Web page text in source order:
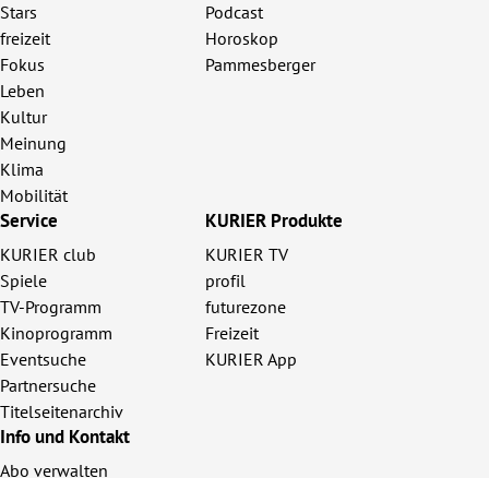
Stars
freizeit
Fokus
Leben
Kultur
Meinung
Klima
Mobilität
Podcast
Horoskop
Pammesberger
Service
KURIER club
Spiele
TV-Programm
Kinoprogramm
Eventsuche
Partnersuche
Titelseitenarchiv
KURIER Produkte
KURIER TV
profil
futurezone
Freizeit
KURIER App
Info und Kontakt
Abo verwalten